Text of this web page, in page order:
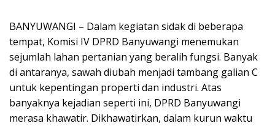
BANYUWANGI – Dalam kegiatan sidak di beberapa
tempat, Komisi IV DPRD Banyuwangi menemukan
sejumlah lahan pertanian yang beralih fungsi. Banyak
di antaranya, sawah diubah menjadi tambang galian C
untuk kepentingan properti dan industri. Atas
banyaknya kejadian seperti ini, DPRD Banyuwangi
merasa khawatir. Dikhawatirkan, dalam kurun waktu